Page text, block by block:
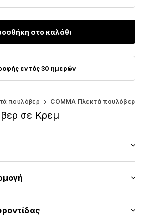
στο καλάθι
εντός 30 ημερών
πουλόβερ COMMA Πλεκτά πουλόβερ
σε Κρεμ
πλεκτό ριπ